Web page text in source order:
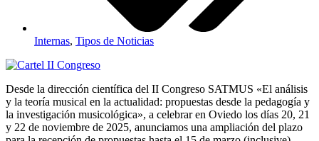
Internas, Tipos de Noticias
Desde la dirección científica del II Congreso SATMUS «El análisis
y la teoría musical en la actualidad: propuestas desde la pedagogía y
la investigación musicológica», a celebrar en Oviedo los días 20, 21
y 22 de noviembre de 2025, anunciamos una ampliación del plazo